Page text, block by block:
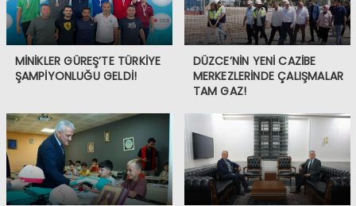
MİNİKLER GÜREŞ’TE TÜRKİYE
ŞAMPİYONLUĞU GELDİ!
DÜZCE’NİN YENİ CAZİBE
MERKEZLERİNDE ÇALIŞMALAR
TAM GAZ!